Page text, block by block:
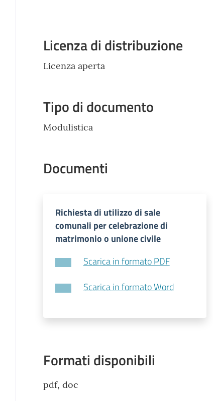
Descrizione
Licenza di distribuzione
Licenza aperta
Tipo di documento
Modulistica
Documenti
Richiesta di utilizzo di sale
comunali per celebrazione di
matrimonio o unione civile
Scarica in formato PDF
Scarica in formato Word
Formati disponibili
pdf, doc